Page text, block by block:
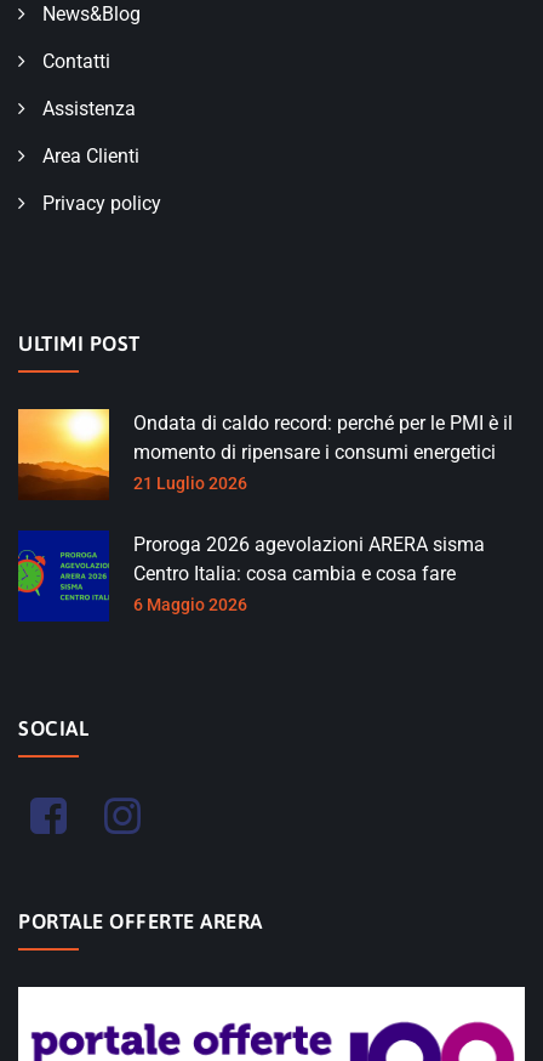
News&Blog
Contatti
Assistenza
Area Clienti
Privacy policy
ULTIMI POST
Ondata di caldo record: perché per le PMI è il
momento di ripensare i consumi energetici
21 Luglio 2026
Proroga 2026 agevolazioni ARERA sisma
Centro Italia: cosa cambia e cosa fare
6 Maggio 2026
SOCIAL
PORTALE OFFERTE ARERA